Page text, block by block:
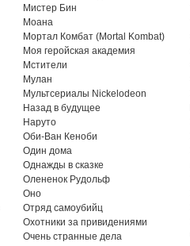
Мистер Бин
Моана
Мортал Комбат (Mortal Kombat)
Моя геройская академия
Мстители
Мулан
Мультсериалы Nickelodeon
Назад в будущее
Наруто
Оби-Ван Кеноби
Один дома
Однажды в сказке
Олененок Рудольф
Оно
Отряд самоубийц
Охотники за привидениями
Очень странные дела